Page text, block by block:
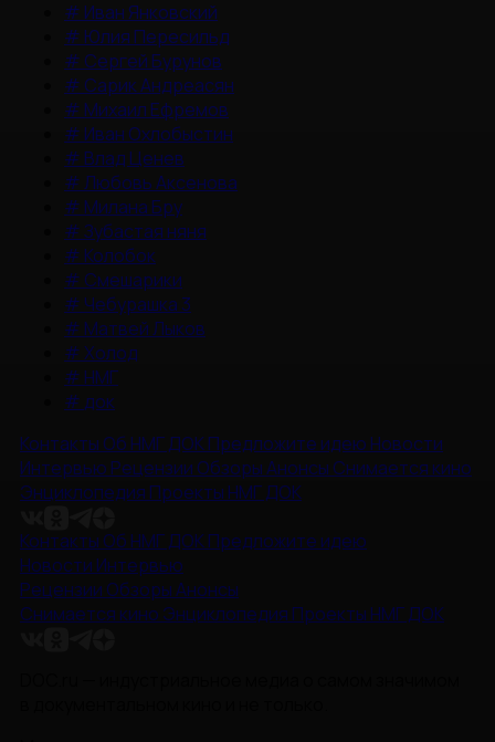
# Иван Янковский
# Юлия Пересильд
# Сергей Бурунов
# Сарик Андреасян
# Михаил Ефремов
# Иван Охлобыстин
# Влад Ценев
#Любовь Аксенова
# Милана Бру
#Зубастая няня
# Колобок
# Смешарики
# Чебурашка 3
# Матвей Лыков
#Холод
# НМГ
# док
Контакты Об НМГ ДОКПредложите идею Новости
Интервью Рецензии ОбзорыАнонсы Снимается кино
Энциклопедия Проекты НМГ ДОК
Контакты Об НМГ ДОКПредложите идею
Новости Интервью
Рецензии ОбзорыАнонсы
Снимается кино Энциклопедия Проекты НМГ ДОК